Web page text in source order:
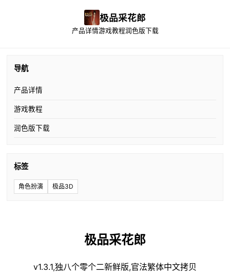
极品采花郎
产品详情游戏教程润色版下载
导航
产品详情
游戏教程
润色版下载
标签
角色扮演 极品3D
极品采花郎
v1.3.1,独八个零个二新鲜版,官法繁体中文拷贝